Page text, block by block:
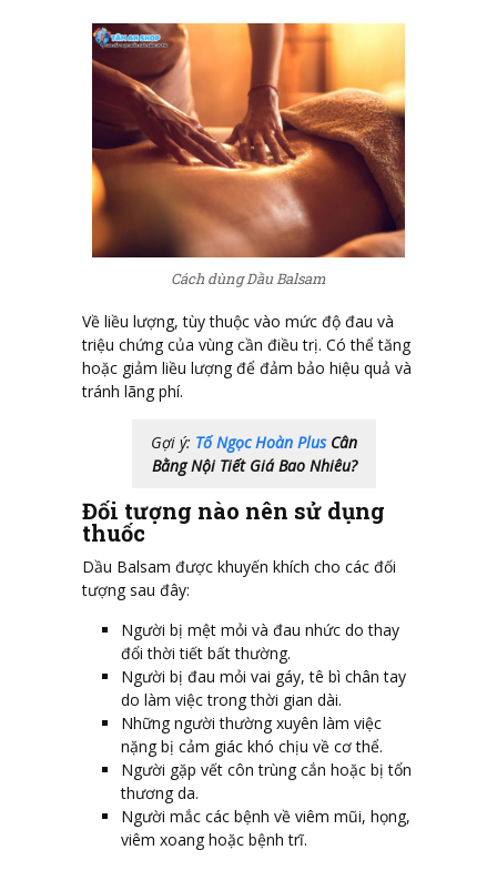
Cách dùng Dầu Balsam
Về liều lượng, tùy thuộc vào mức độ đau và
triệu chứng của vùng cần điều trị. Có thể tăng
hoặc giảm liều lượng để đảm bảo hiệu quả và
tránh lãng phí.
Gợi ý: Tố Ngọc Hoàn PlusCân
Bằng Nội Tiết Giá Bao Nhiêu?
Đối tượng nào nên sử dụng
thuốc
Dầu Balsam được khuyến khích cho các đối
tượng sau đây:
Người bị mệt mỏi và đau nhức do thay
đổi thời tiết bất thường.
Người bị đau mỏi vai gáy, tê bì chân tay
do làm việc trong thời gian dài.
Những người thường xuyên làm việc
nặng bị cảm giác khó chịu về cơ thể.
Người gặp vết côn trùng cắn hoặc bị tổn
thương da.
Người mắc các bệnh về viêm mũi, họng,
viêm xoang hoặc bệnh trĩ.